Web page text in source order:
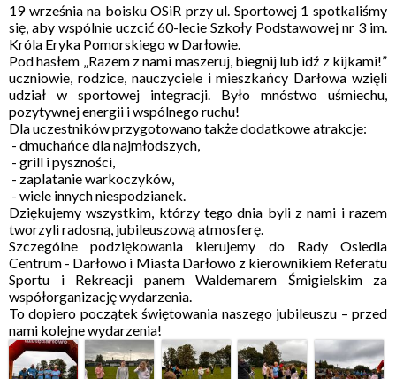
19 września na boisku OSiR przy ul. Sportowej 1 spotkaliśmy
się, aby wspólnie uczcić 60-lecie Szkoły Podstawowej nr 3 im.
Króla Eryka Pomorskiego w Darłowie.
Pod hasłem „Razem z nami maszeruj, biegnij lub idź z kijkami!”
uczniowie, rodzice, nauczyciele i mieszkańcy Darłowa wzięli
udział w sportowej integracji. Było mnóstwo uśmiechu,
pozytywnej energii i wspólnego ruchu!
Dla uczestników przygotowano także dodatkowe atrakcje:
- dmuchańce dla najmłodszych,
- grill i pyszności,
- zaplatanie warkoczyków,
- wiele innych niespodzianek.
Dziękujemy wszystkim, którzy tego dnia byli z nami i razem
tworzyli radosną, jubileuszową atmosferę.
Szczególne podziękowania kierujemy do Rady Osiedla
Centrum - Darłowo i Miasta Darłowo z kierownikiem Referatu
Sportu i Rekreacji panem Waldemarem Śmigielskim za
współorganizację wydarzenia.
To dopiero początek świętowania naszego jubileuszu – przed
nami kolejne wydarzenia!